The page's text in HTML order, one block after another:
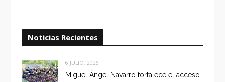
Noticias Recientes
6 JULIO, 2026
Miguel Ángel Navarro fortalece el acceso